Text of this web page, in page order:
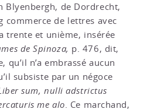
Blyenbergh, de Dordrecht,
commerce de lettres avec
trente et unième, insérée
de Spinoza, p. 476, dit,
n’a embrassé aucun
subsiste par un négoce
sum, nulli adstrictus
me alo . Ce marchand,